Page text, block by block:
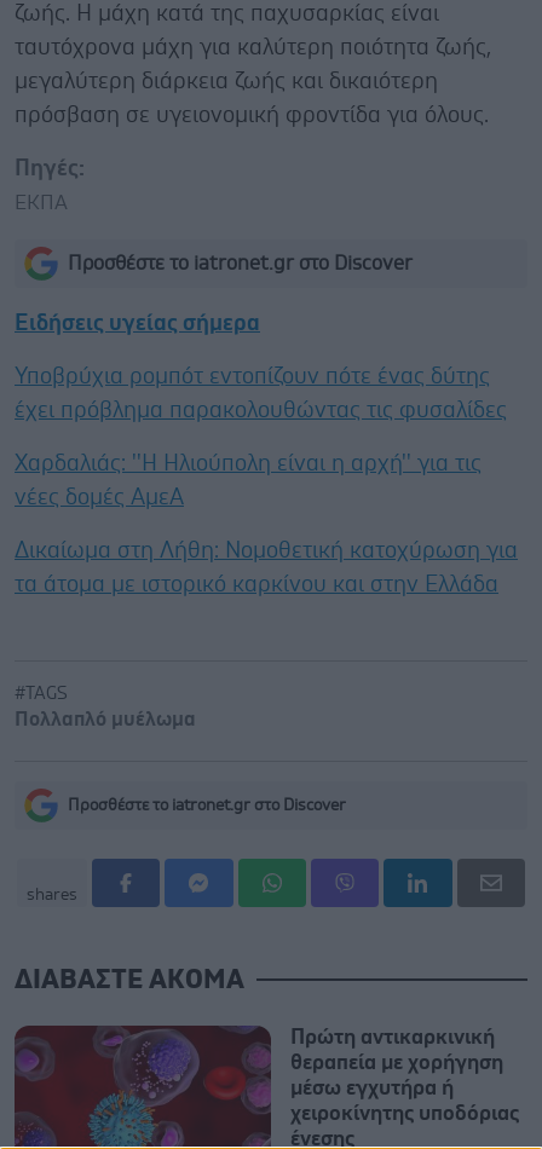
ζωής. Η μάχη κατά της παχυσαρκίας είναι
ταυτόχρονα μάχη για καλύτερη ποιότητα ζωής,
μεγαλύτερη διάρκεια ζωής και δικαιότερη
πρόσβαση σε υγειονομική φροντίδα για όλους.
Πηγές:
ΕΚΠΑ
Προσθέστε το iatronet.gr στο Discover
Ειδήσεις υγείας σήμερα
Υποβρύχια ρομπότ εντοπίζουν πότε ένας δύτης
έχει πρόβλημα παρακολουθώντας τις φυσαλίδες
Χαρδαλιάς: ''Η Ηλιούπολη είναι η αρχή'' για τις
νέες δομές ΑμεΑ
Δικαίωμα στη Λήθη: Νομοθετική κατοχύρωση για
τα άτομα με ιστορικό καρκίνου και στην Ελλάδα
#TAGS
Πολλαπλό μυέλωμα
Προσθέστε το iatronet.gr στο Discover
shares
ΔΙΑΒΑΣΤΕ ΑΚΟΜΑ
Πρώτη αντικαρκινική
θεραπεία με χορήγηση
μέσω εγχυτήρα ή
χειροκίνητης υποδόριας
ένεσης